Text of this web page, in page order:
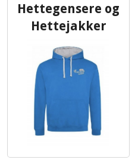
Hettegensere og
Hettejakker